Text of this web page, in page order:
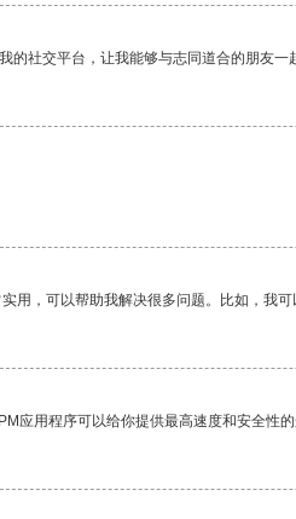
的社交平台，让我能够与志同道合的朋友一
用，可以帮助我解决很多问题。比如，我
应用程序可以给你提供最高速度和安全性